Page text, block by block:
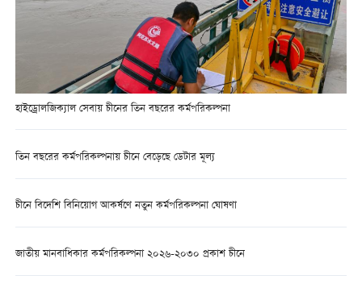
হাইড্রোলজিক্যাল সেবায় চীনের তিন বছরের কর্মপরিকল্পনা
তিন বছরের কর্মপরিকল্পনায় চীনে বেড়েছে ডেটার মূল্য
চীনে বিদেশি বিনিয়োগ আকর্ষণে নতুন কর্মপরিকল্পনা ঘোষণা
জাতীয় মানবাধিকার কর্মপরিকল্পনা ২০২৬-২০৩০ প্রকাশ চীনে